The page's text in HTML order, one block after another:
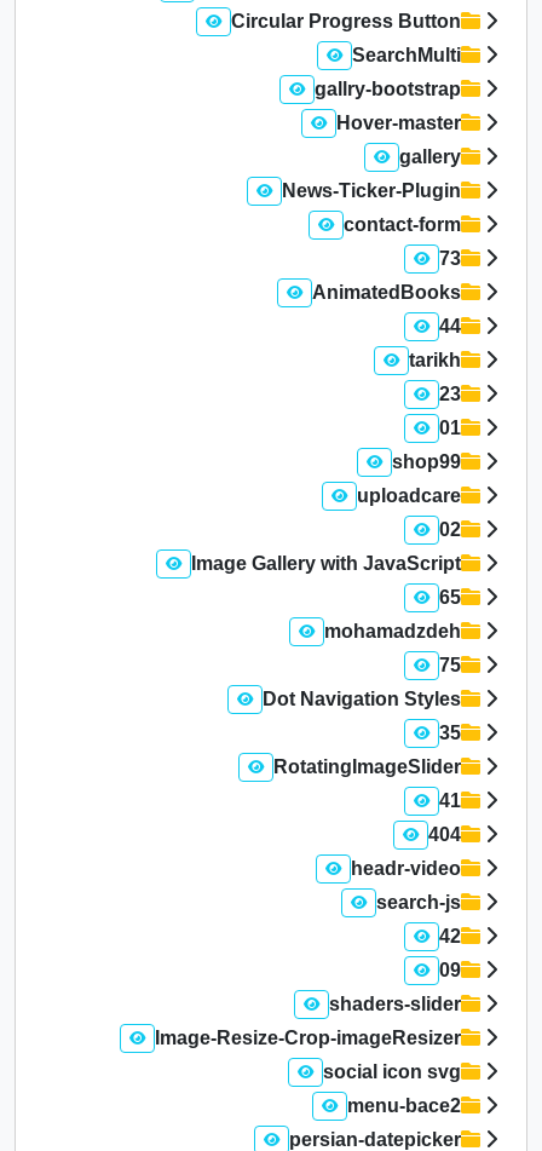
Circular Progress Button
SearchMulti
gallry-bootstrap
Hover-master
gallery
News-Ticker-Plugin
contact-form
73
AnimatedBooks
44
tarikh
23
01
shop99
uploadcare
02
Image Gallery with JavaScript
65
mohamadzdeh
75
Dot Navigation Styles
35
RotatingImageSlider
41
404
headr-video
search-js
42
09
shaders-slider
Image-Resize-Crop-imageResizer
social icon svg
menu-bace2
persian-datepicker